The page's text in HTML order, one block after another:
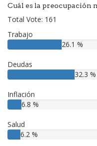
Cuál es la preocupación
Total Vote: 161
Trabajo
26.1 %
Deudas
32.3 %
Inflación
6.8 %
Salud
6.2 %